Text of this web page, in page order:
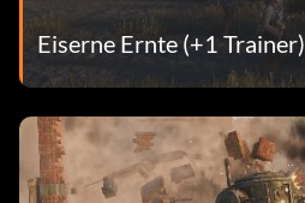
Eiserne Ernte (+1 Trainer)